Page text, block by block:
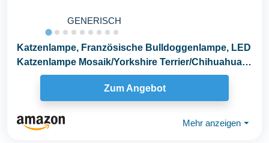
GENERISCH
Katzenlampe, Französische Bulldoggenlampe, LED
Katzenlampe Mosaik/Yorkshire Terrier/Chihuahua
Lampe...
Zum Angebot
Mehr anzeigen ⏷